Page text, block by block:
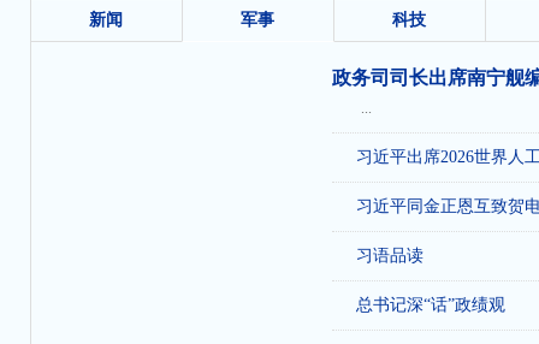
新闻 军事 科技
政务司司长出席南宁舰
...
习近平出席2026世界人
习近平同金正恩互致贺
习语品读
总书记深“话”政绩观